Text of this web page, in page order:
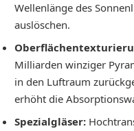
Wellenlänge des
auslöschen.
Milliarden winziger
in den Luftraum
erhöht die
Spezialgläser: